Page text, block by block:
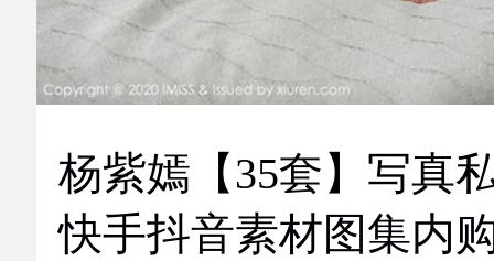
杨紫嫣【35套】写真
快手抖音素材图集内